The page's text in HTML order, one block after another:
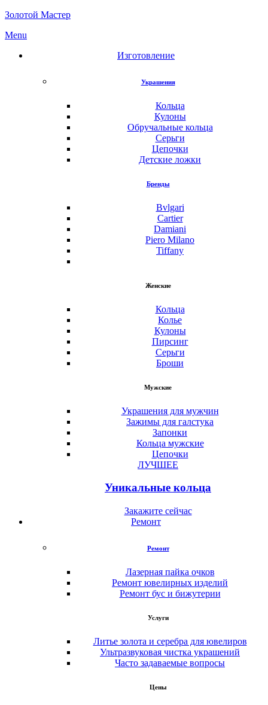
Золотой Мастер
Menu
Изготовление
Украшения
Кольца
Кулоны
Обручальные кольца
Серьги
Цепочки
Детские ложки
Бренды
Bvlgari
Cartier
Damiani
Piero Milano
Tiffany
Женские
Кольца
Колье
Кулоны
Пирсинг
Серьги
Броши
Мужские
Украшения для мужчин
Зажимы для галстука
Запонки
Кольца мужские
Цепочки
ЛУЧШЕЕ
Уникальные кольца
Закажите сейчас
Ремонт
Ремонт
Лазерная пайка очков
Ремонт ювелирных изделий
Ремонт бус и бижутерии
Услуги
Литье золота и серебра для ювелиров
Ультразвуковая чистка украшений
Часто задаваемые вопросы
Цены